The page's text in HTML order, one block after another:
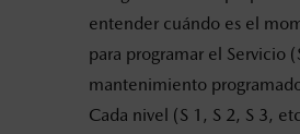
entender cuándo es el
para programar el Servicio
mantenimiento
Cada nivel (S 1, S 2, S 3,